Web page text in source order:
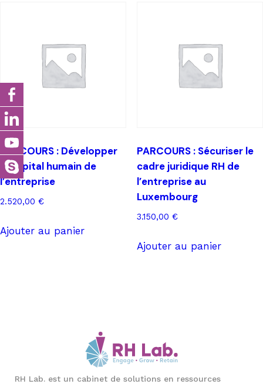
PARCOURS : Développer
le capital humain de
l’entreprise
2.520,00 €
Ajouter au panier
PARCOURS : Sécuriser le
cadre juridique RH de
l’entreprise au
Luxembourg
3.150,00 €
Ajouter au panier
RH Lab. est un cabinet de solutions en ressources